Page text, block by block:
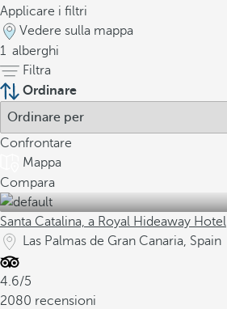
Applicare i filtri
Vedere sulla mappa
1 alberghi
Filtra
Ordinare
Confrontare
Mappa
Compara
Santa Catalina, a Royal Hideaway Hotel
Las Palmas de Gran Canaria, Spain
4.6/5
2080 recensioni